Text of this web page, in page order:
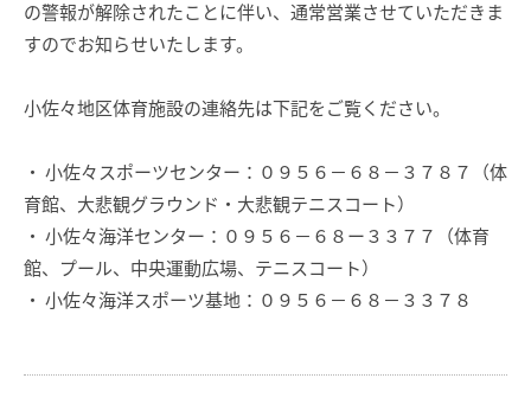
の警報が解除されたことに伴い、通常営業させていただきま
すのでお知らせいたします。
小佐々地区体育施設の連絡先は下記をご覧ください。
・ 小佐々スポーツセンター：０９５６－６８－３７８７（体
育館、大悲観グラウンド・大悲観テニスコート）
・ 小佐々海洋センター：０９５６－６８ー３３７７（体育
館、プール、中央運動広場、テニスコート）
・ 小佐々海洋スポーツ基地：０９５６－６８－３３７８